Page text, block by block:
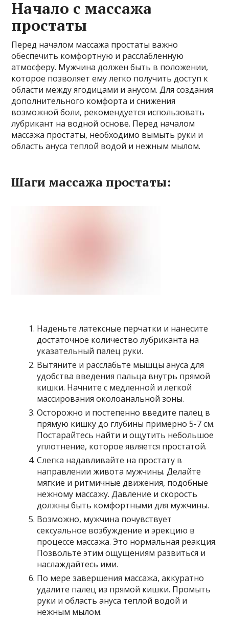
Начало с массажа
простаты
Перед началом массажа простаты важно
обеспечить комфортную и расслабленную
атмосферу. Мужчина должен быть в положении,
которое позволяет ему легко получить доступ к
области между ягодицами и анусом. Для создания
дополнительного комфорта и снижения
возможной боли, рекомендуется использовать
лубрикант на водной основе. Перед началом
массажа простаты, необходимо вымыть руки и
область ануса теплой водой и нежным мылом.
Шаги массажа простаты:
Наденьте латексные перчатки и нанесите
достаточное количество лубриканта на
указательный палец руки.
Вытяните и расслабьте мышцы ануса для
удобства введения пальца внутрь прямой
кишки. Начните с медленной и легкой
массирования околоанальной зоны.
Осторожно и постепенно введите палец в
прямую кишку до глубины примерно 5-7 см.
Постарайтесь найти и ощутить небольшое
уплотнение, которое является простатой.
Слегка надавливайте на простату в
направлении живота мужчины. Делайте
мягкие и ритмичные движения, подобные
нежному массажу. Давление и скорость
должны быть комфортными для мужчины.
Возможно, мужчина почувствует
сексуальное возбуждение и эрекцию в
процессе массажа. Это нормальная реакция.
Позвольте этим ощущениям развиться и
наслаждайтесь ими.
По мере завершения массажа, аккуратно
удалите палец из прямой кишки. Промыть
руки и область ануса теплой водой и
нежным мылом.